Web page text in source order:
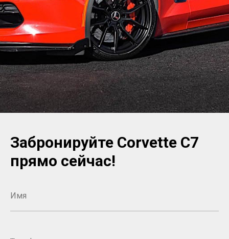
Забронируйте Corvette C7
прямо сейчас!